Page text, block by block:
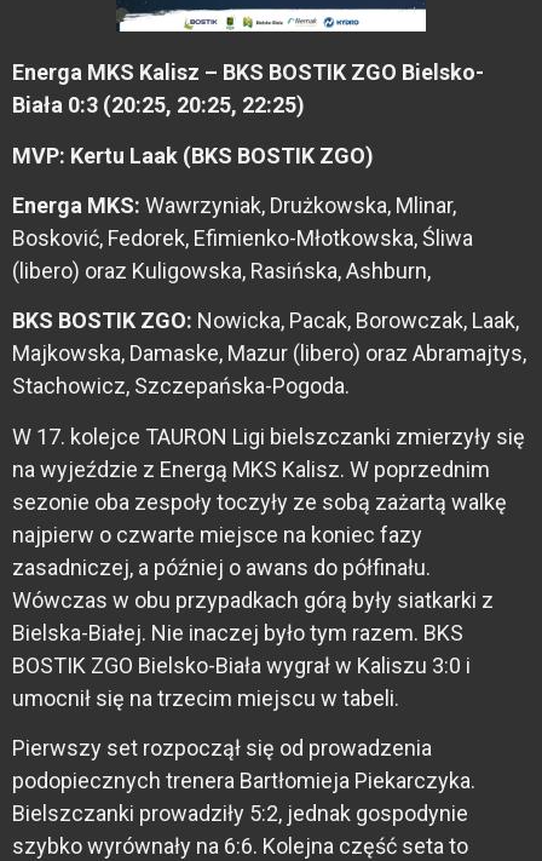
Energa MKS Kalisz – BKS BOSTIK ZGO Bielsko-
Biała 0:3 (20:25, 20:25, 22:25)
MVP: Kertu Laak (BKS BOSTIK ZGO)
Energa MKS: Wawrzyniak, Drużkowska, Mlinar,
Bosković, Fedorek, Efimienko-Młotkowska, Śliwa
(libero) oraz Kuligowska, Rasińska, Ashburn,
BKS BOSTIK ZGO: Nowicka, Pacak, Borowczak, Laak,
Majkowska, Damaske, Mazur (libero) oraz Abramajtys,
Stachowicz, Szczepańska-Pogoda.
W 17. kolejce TAURON Ligi bielszczanki zmierzyły się
na wyjeździe z Energą MKS Kalisz. W poprzednim
sezonie oba zespoły toczyły ze sobą zażartą walkę
najpierw o czwarte miejsce na koniec fazy
zasadniczej, a później o awans do półfinału.
Wówczas w obu przypadkach górą były siatkarki z
Bielska-Białej. Nie inaczej było tym razem. BKS
BOSTIK ZGO Bielsko-Biała wygrał w Kaliszu 3:0 i
umocnił się na trzecim miejscu w tabeli.
Pierwszy set rozpoczął się od prowadzenia
podopiecznych trenera Bartłomieja Piekarczyka.
Bielszczanki prowadziły 5:2, jednak gospodynie
szybko wyrównały na 6:6. Kolejna część seta to